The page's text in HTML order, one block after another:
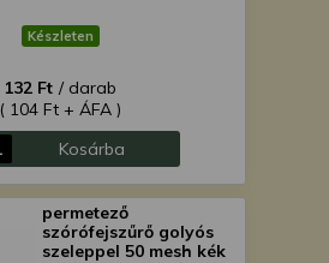
Készleten
132 Ft / darab
( 104 Ft + ÁFA )
Kosárba
permetező
szórófejszűrő golyós
szeleppel 50 mesh kék